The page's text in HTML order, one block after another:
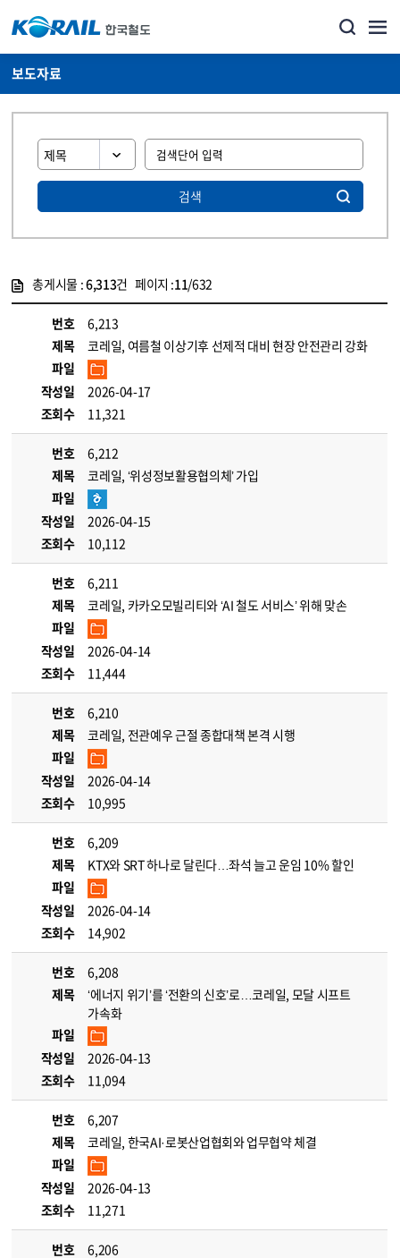
보도자료
검색
총게시물 :6,313건 페이지 :11/632
번호
6,213
제목
코레일, 여름철 이상기후 선제적 대비 현장 안전관리 강화
파일
작성일
2026-04-17
조회수
11,321
번호
6,212
제목
코레일, ‘위성정보활용협의체’ 가입
파일
작성일
2026-04-15
조회수
10,112
번호
6,211
제목
코레일, 카카오모빌리티와 ‘AI 철도 서비스’ 위해 맞손
파일
작성일
2026-04-14
조회수
11,444
번호
6,210
제목
코레일, 전관예우 근절 종합대책 본격 시행
파일
작성일
2026-04-14
조회수
10,995
번호
6,209
제목
KTX와 SRT 하나로 달린다…좌석 늘고 운임 10% 할인
파일
작성일
2026-04-14
조회수
14,902
번호
6,208
제목
‘에너지 위기’를 ‘전환의 신호’로…코레일, 모달 시프트
가속화
파일
작성일
2026-04-13
조회수
11,094
번호
6,207
제목
코레일, 한국AI·로봇산업협회와 업무협약 체결
파일
작성일
2026-04-13
조회수
11,271
번호
6,206